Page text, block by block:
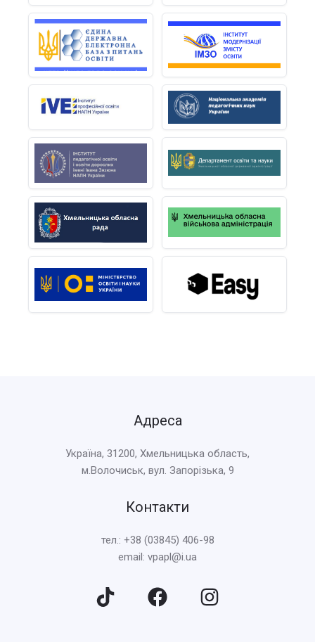
Адреса
Україна, 31200, Хмельницька область,
м.Волочиськ, вул. Запорізька, 9
Контакти
тел.: +38 (03845) 406-98
email: vpapl@i.ua